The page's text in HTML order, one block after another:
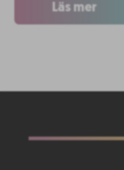
Läs mer